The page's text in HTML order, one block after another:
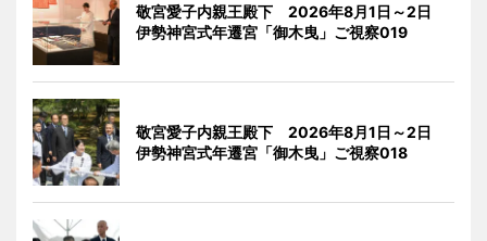
敬宮愛子内親王殿下 2026年8月1日～2日
伊勢神宮式年遷宮「御木曳」ご視察019
敬宮愛子内親王殿下 2026年8月1日～2日
伊勢神宮式年遷宮「御木曳」ご視察018